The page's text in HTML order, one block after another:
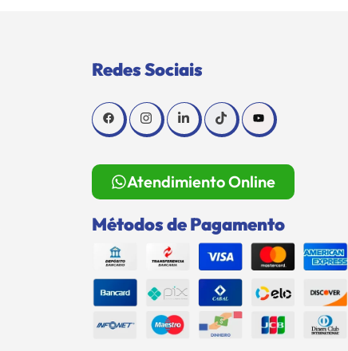
Redes Sociais
Atendimiento Online
Métodos de Pagamento